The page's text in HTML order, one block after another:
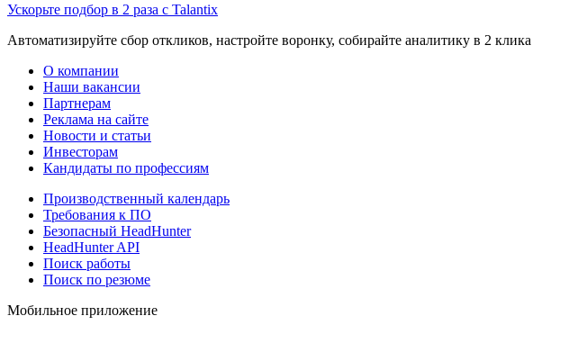
Ускорьте подбор в 2 раза с Talantix
Автоматизируйте сбор откликов, настройте воронку, собирайте аналитику в 2 клика
О компании
Наши вакансии
Партнерам
Реклама на сайте
Новости и статьи
Инвесторам
Кандидаты по профессиям
Производственный календарь
Требования к ПО
Безопасный HeadHunter
HeadHunter API
Поиск работы
Поиск по резюме
Мобильное приложение